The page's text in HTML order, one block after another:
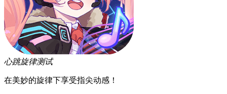
心跳旋律测试
在美妙的旋律下享受指尖动感！